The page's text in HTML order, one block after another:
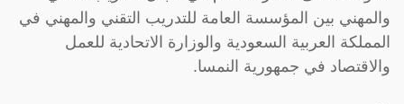
والمهني بين المؤسسة العامة للتدريب التقني والمهني في
المملكة العربية السعودية والوزارة الاتحادية للعمل
والاقتصاد في جمهورية النمسا.